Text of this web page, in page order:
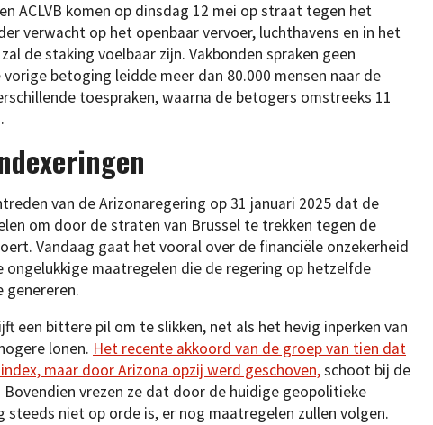
ACLVB komen op dinsdag 12 mei op straat tegen het
verwacht op het openbaar vervoer, luchthavens en in het
de staking voelbaar zijn. Vakbonden spraken geen
betoging leidde meer dan 80.000 mensen naar de
toespraken, waarna de betogers omstreeks 11
van de Arizonaregering op 31 januari 2025 dat de
om door de straten van Brussel te trekken tegen de
Vandaag gaat het vooral over de financiële onzekerheid
ongelukkige maatregelen die de regering op hetzelfde
een bittere pil om te slikken, net als het hevig inperken van
lonen. Het recente akkoord van de groep van tien dat
maar door Arizona opzij werd geschoven,schoot bij de
vrezen ze dat door de huidige geopolitieke
niet op orde is, er nog maatregelen zullen volgen.